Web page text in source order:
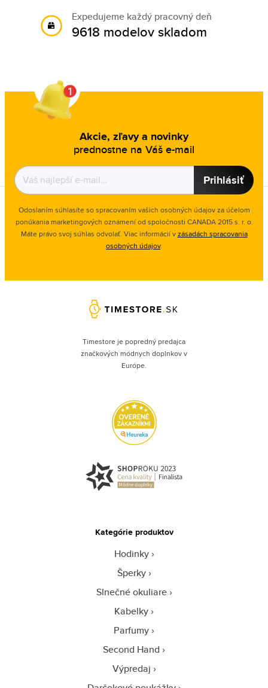
Expedujeme každý pracovný deň
9618 modelov skladom
Akcie, zľavy a novinky
prednostne na Váš e-mail
Prihlásiť
Odoslaním súhlasíte so spracovaním vašich osobných údajov za účelom
ponúkania marketingových oznámení od spoločnosti CANADA 2015 s. r. o.
Máte právo svoj súhlas odvolať. Viac informácií vzásadách spracovania
osobných údajov.
Timestore je popredný predajca
značkových módnych doplnkov v
Európe.
Kategórie produktov
Hodinky
Šperky
Slnečné okuliare
Kabelky
Parfumy
Second Hand
Výpredaj